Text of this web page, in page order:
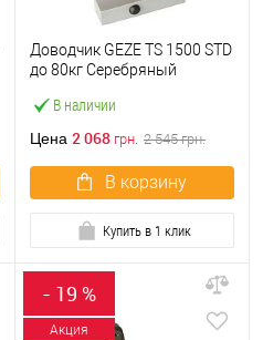
В наличии
Доводчик GEZE TS 1500 STD
до 80кг Серебряный
Цена 2 068 грн. 2 545грн.
В корзину
Купить в 1 клик
- 19 %
Акция